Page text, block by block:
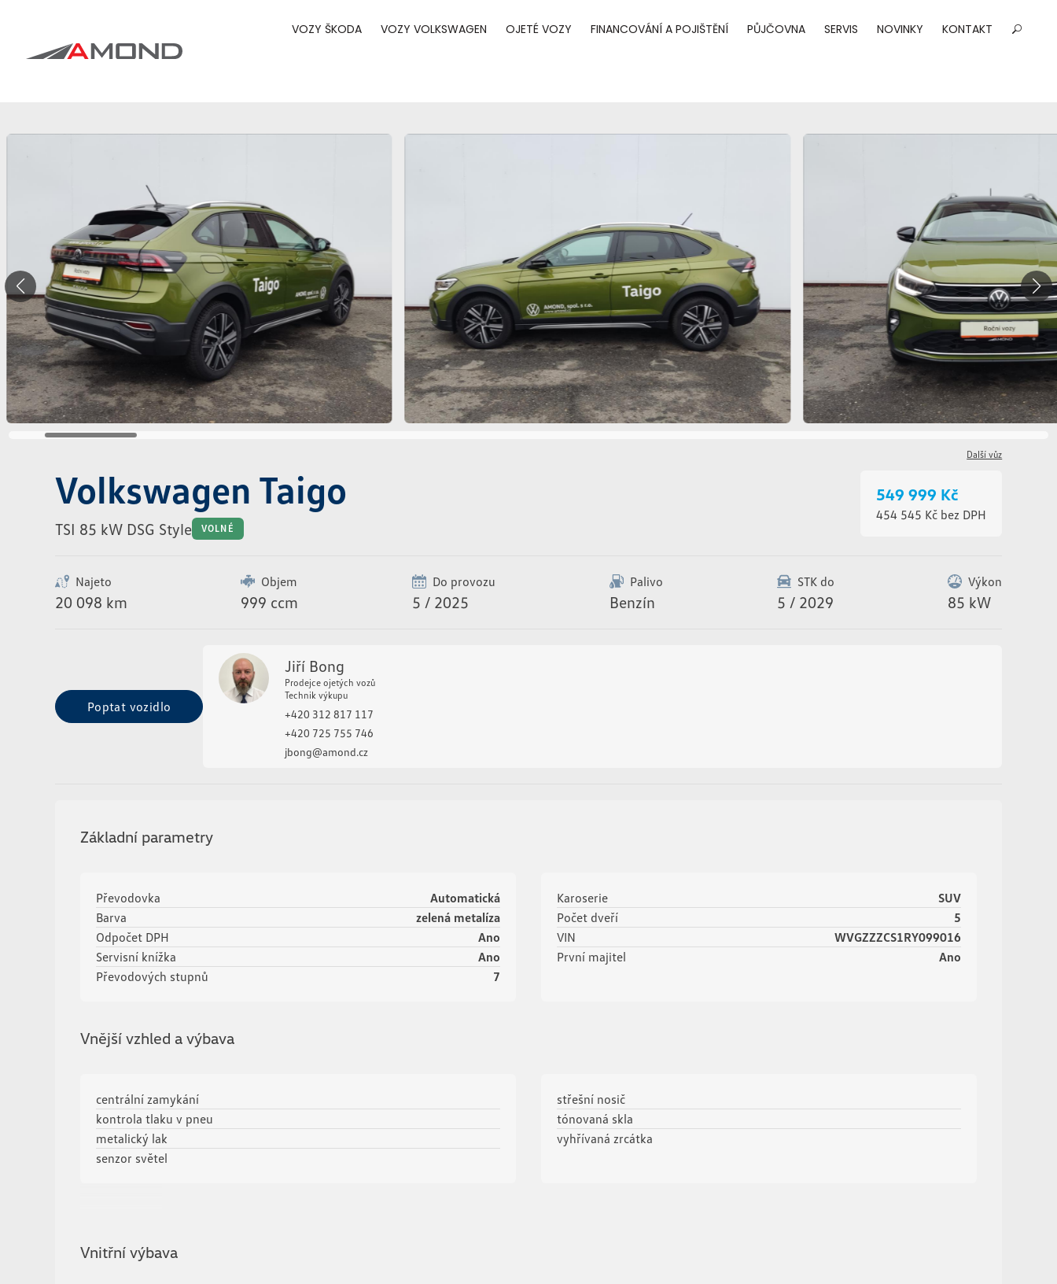
VOZY ŠKODA VOZY VOLKSWAGEN OJETÉ VOZY FINANCOVÁNÍ A POJIŠTĚNÍ PŮJČOVNA SERVIS NOVINKY KONTAKT
Další vůz
Volkswagen Taigo
TSI 85 kW DSG Style VOLNÉ
549 999 Kč
454 545 Kč bez DPH
Najeto
20 098 km
Objem
999 ccm
Do provozu
5 / 2025
Palivo
Benzín
STK do
5 / 2029
Výkon
85 kW
Poptat vozidlo
Poptat vozidlo
Jiří Bong
Prodejce ojetých vozů
Technik výkupu
+420 312 817 117
+420 725 755 746
jbong@amond.cz
Základní parametry
Převodovka
Automatická
Barva
zelená metalíza
Odpočet DPH
Ano
Servisní knížka
Ano
Převodových stupnů
7
Karoserie
SUV
Počet dveří
5
VIN
WVGZZZCS1RY099016
První majitel
Ano
Vnější vzhled a výbava
centrální zamykání
kontrola tlaku v pneu
metalický lak
senzor světel
střešní nosič
tónovaná skla
vyhřívaná zrcátka
Vnitřní výbava